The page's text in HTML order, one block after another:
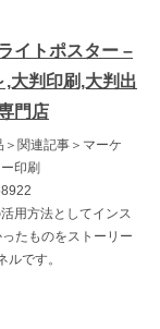
イトポスター –
大判印刷,大判出
門店
＞関連記事＞マーケ
印刷
用方法としてインス
たものをストーリー
です。